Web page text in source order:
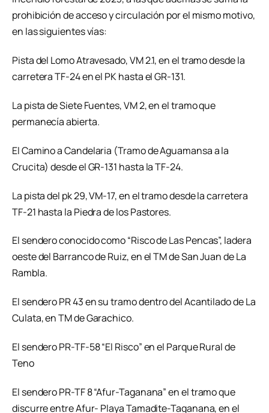
prohibición de acceso y circulación por el mismo motivo,
en las siguientes vías:
Pista del Lomo Atravesado, VM 2.1, en el tramo desde la
carretera TF-24 en el PK hasta el GR-131.
La pista de Siete Fuentes, VM 2, en el tramo que
permanecía abierta.
El Camino a Candelaria (Tramo de Aguamansa a la
Crucita) desde el GR-131 hasta la TF-24.
La pista del pk 29, VM-17, en el tramo desde la carretera
TF-21 hasta la Piedra de los Pastores.
El sendero conocido como “Risco de Las Pencas”, ladera
oeste del Barranco de Ruiz, en el TM de San Juan de La
Rambla.
El sendero PR 43 en su tramo dentro del Acantilado de La
Culata, en TM de Garachico.
El sendero PR-TF-58 “El Risco” en el Parque Rural de
Teno
El sendero PR-TF 8 “Afur-Taganana” en el tramo que
discurre entre Afur- Playa Tamadite-Taganana, en el